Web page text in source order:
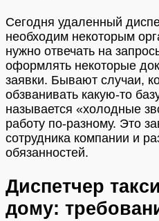
Сегодня удаленный
необходим некоторым
нужно отвечать на
оформлять некоторые
заявки. Бывают случаи,
обзванивать какую-то
называется «холодные
работу по-разному. Это
сотрудника компании и
обязанностей.
Диспетчер
дому: